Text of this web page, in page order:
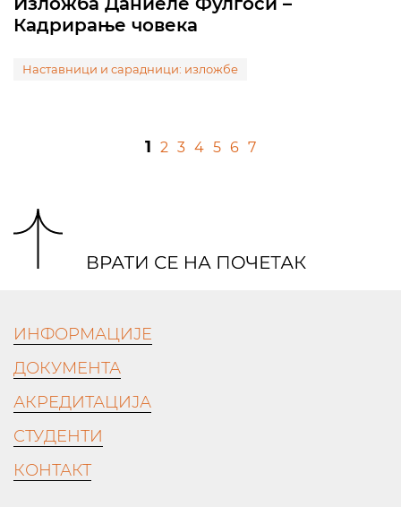
Кадрирање човека
Наставници и сарадници: изложбе
1 2 3 4 5 6 7
ИНФОРМАЦИЈЕ
ДОКУМЕНТА
АКРЕДИТАЦИЈА
СТУДЕНТИ
КОНТАКТ